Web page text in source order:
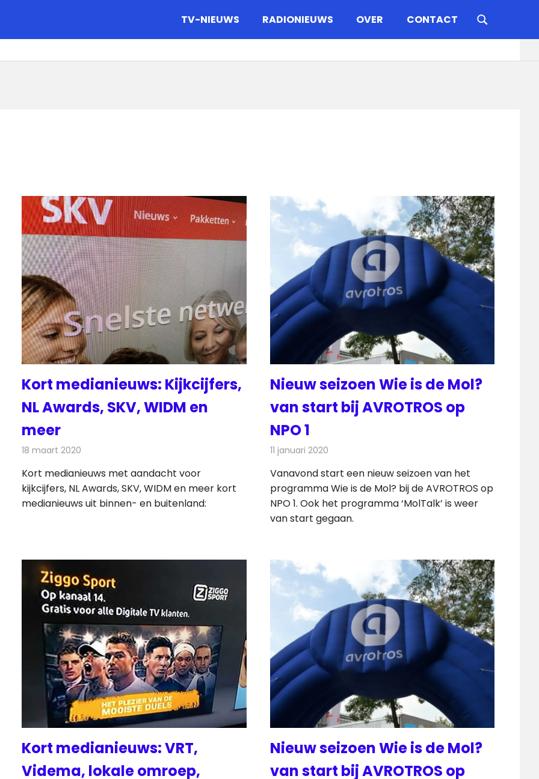
TV-NIEUWS RADIONIEUWS OVER CONTACT
Kort medianieuws: Kijkcijfers,
NL Awards, SKV, WIDM en
meer
18 maart 2020
Kort medianieuws met aandacht voor
kijkcijfers, NL Awards, SKV, WIDM en meer kort
medianieuws uit binnen- en buitenland:
Nieuw seizoen Wie is de Mol?
van start bij AVROTROS op
NPO 1
11 januari 2020
Vanavond start een nieuw seizoen van het
programma Wie is de Mol? bij de AVROTROS op
NPO 1. Ook het programma ‘MolTalk’ is weer
van start gegaan.
Kort medianieuws: VRT,
Videma, lokale omroep,
Nieuw seizoen Wie is de Mol?
van start bij AVROTROS op